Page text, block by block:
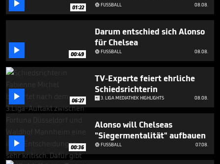
seconds
 01:22 FUSSBALL 08.08.
 00:49
Darum entschied sich Alonso
für Chelsea
FUSSBALL 08.08.
 06:27
TV-Experte feiert ehrliche
Schiedsrichterin
3. LIGA MEDIATHEK HIGHLIGHTS 08.08.
 00:36
Alonso will Chelseas
"Siegermentalität" aufbauen
FUSSBALL 07.08.